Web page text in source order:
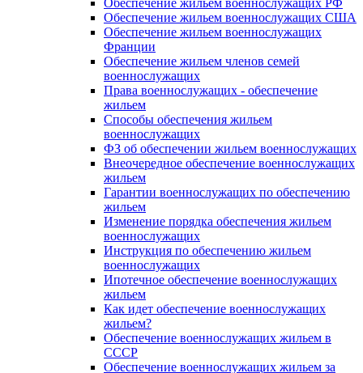
Обеспечение жильем военнослужащих РФ
Обеспечение жильем военнослужащих США
Обеспечение жильем военнослужащих
Франции
Обеспечение жильем членов семей
военнослужащих
Права военнослужащих - обеспечение
жильем
Способы обеспечения жильем
военнослужащих
ФЗ об обеспечении жильем военнослужащих
Внеочередное обеспечение военнослужащих
жильем
Гарантии военнослужащих по обеспечению
жильем
Изменение порядка обеспечения жильем
военнослужащих
Инструкция по обеспечению жильем
военнослужащих
Ипотечное обеспечение военнослужащих
жильем
Как идет обеспечение военнослужащих
жильем?
Обеспечение военнослужащих жильем в
СССР
Обеспечение военнослужащих жильем за